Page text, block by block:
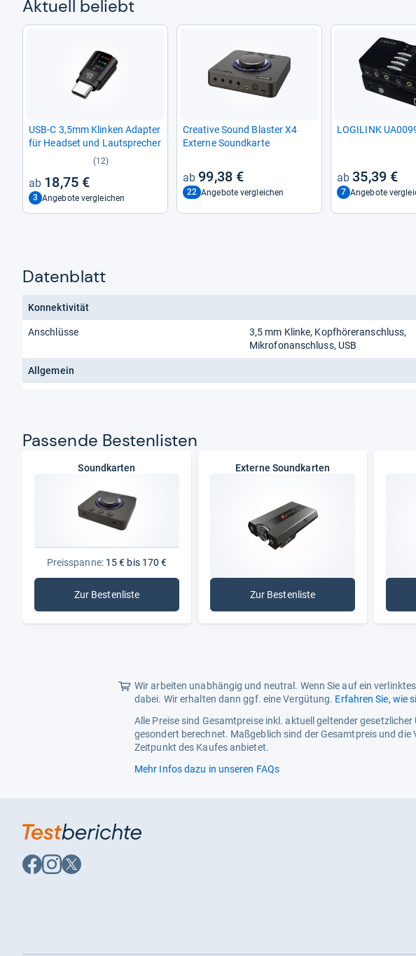
Aktu­ell beliebt
USB-​C 3,5mm Klin­ken Adap­ter
für Head­set und Laut­spre­cher
(12)
18,75 €
3 Angebote vergleichen
Crea­tive Sound Blas­ter X4
Externe Sound­karte
99,38 €
22 Angebote vergleichen
LOGI­LINK
35,39 €
7 Angebote
Datenblatt
Konnektivität
Anschlüsse
3,5 mm Klinke, Kopfhöreranschluss,
Mikrofonanschluss, USB
Allgemein
Pas­sende Bes­ten­lis­ten
Soundkarten
Preisspanne:15 € bis 170 €
Zur Bestenliste
: Soundkarten
Externe Soundkarten
Zur Bestenliste: Externe Soundkarten
Wir arbeiten unabhängig und neutral. Wenn Sie auf ein
dabei. Wir erhalten dann ggf. eine Vergütung. Erfahren Sie, wie
Alle Preise sind Gesamtpreise inkl. aktuell geltender
gesondert berechnet. Maßgeblich sind der Gesamtpreis und die
Zeitpunkt des Kaufes anbietet.
Mehr Infos dazu in unseren FAQs
Auf
Facebook
Auf
Instagram
Auf
X